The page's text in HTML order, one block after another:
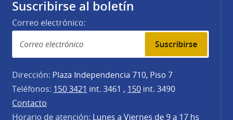
Suscribirse al boletín
Correo electrónico:
Suscribirse
Dirección: Plaza Independencia 710, Piso 7
Teléfonos: 150 3421 int. 3461 , 150 int. 3490
Contacto
Horario de atención: Lunes a Viernes de 9 a 17 hs